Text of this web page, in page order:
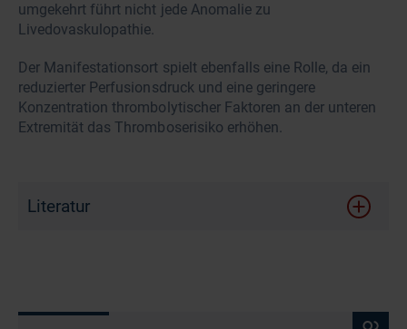
umgekehrt führt nicht jede Anomalie zu
Livedovaskulopathie.
Der Manifestationsort spielt ebenfalls eine Rolle, da ein
reduzierter Perfusionsdruck und eine geringere
Konzentration thrombolytischer Faktoren an der unteren
Extremität das Thromboserisiko erhöhen.
Literatur